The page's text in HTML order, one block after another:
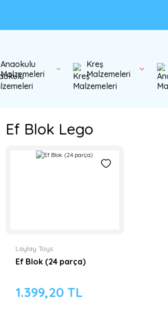
Anaokulu
Malzemeleri
Kreş
Malzemeleri
Ef Blok Lego
Laylay Toys
Ef Blok (24 parça)
1.399,20 TL